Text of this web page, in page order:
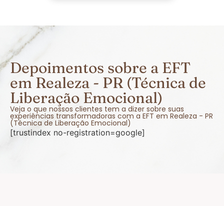
Depoimentos sobre a EFT
em Realeza - PR (Técnica de
Liberação Emocional)
Veja o que nossos clientes tem a dizer sobre suas
experiências transformadoras com a EFT em Realeza - PR
(Técnica de Liberação Emocional)
[trustindex no-registration=google]